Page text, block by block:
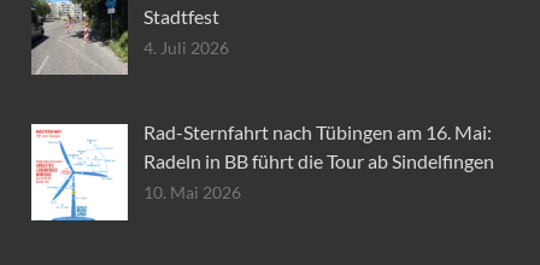
Stadtfest
4. Juli 2026
Rad-Sternfahrt nach Tübingen am 16. Mai:
Radeln in BB führt die Tour ab Sindelfingen
10. Mai 2026